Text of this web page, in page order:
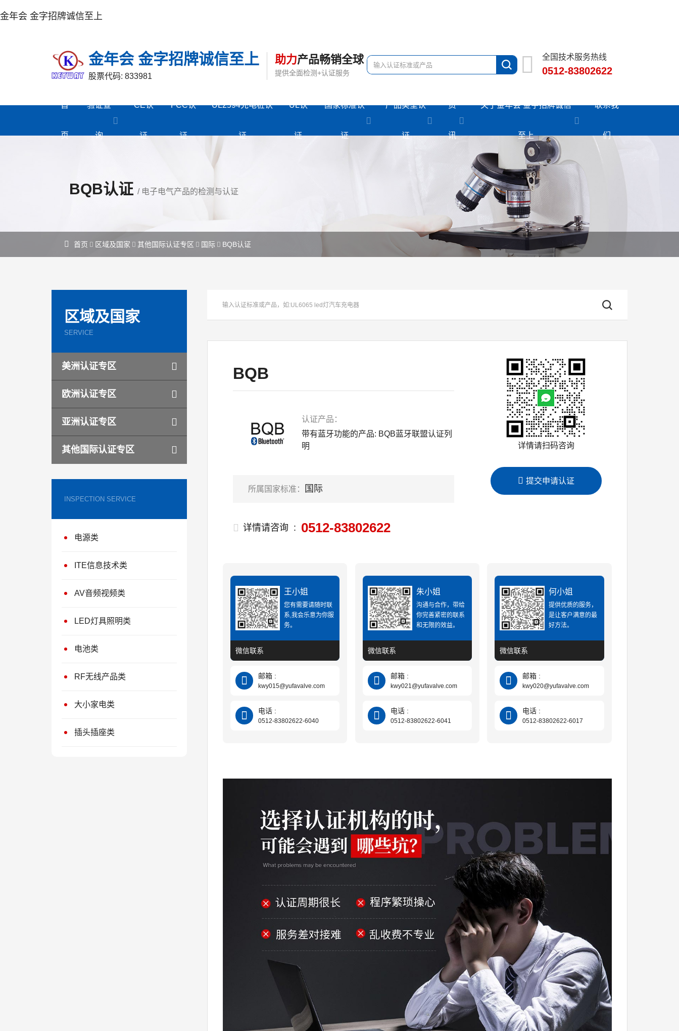
金年会 金字招牌诚信至上
金年会 金字招牌诚信至上
股票代码: 833981
助力产品畅销全球
提供全面检测+认证服务
全国技术服务热线
0512-83802622
首
页
验证查
询
CE认
证
FCC认
证
UL2594充电桩认
证
UL认
证
国家标准认
证
产品类型认
证
资
讯
关于金年会 金字招牌诚信
至上
联系我
们
BQB认证 / 电子电气产品的检测与认证
首页 区域及国家 其他国际认证专区 国际 BQB认证
区域及国家
SERVICE
美洲认证专区
欧洲认证专区
亚洲认证专区
其他国际认证专区
INSPECTION SERVICE
电源类
ITE信息技术类
AV音频视频类
LED灯具照明类
电池类
RF无线产品类
大小家电类
插头插座类
BQB
认证产品：
带有蓝牙功能的产品: BQB蓝牙联盟认证列
明
所属国家标准： 国际
详情请咨询 : 0512-83802622
详情请扫码咨询
提交申请认证
王小姐
您有需要请随时联
系,我会乐意为你服
务。
微信联系
邮箱 :
kwy015@yufavalve.com
电话 :
0512-83802622-6040
朱小姐
沟通与合作，带给
你完善紧密的联系
和无限的效益。
微信联系
邮箱 :
kwy021@yufavalve.com
电话 :
0512-83802622-6041
何小姐
提供优质的服务，
是让客户满意的最
好方法。
微信联系
邮箱 :
kwy020@yufavalve.com
电话 :
0512-83802622-6017